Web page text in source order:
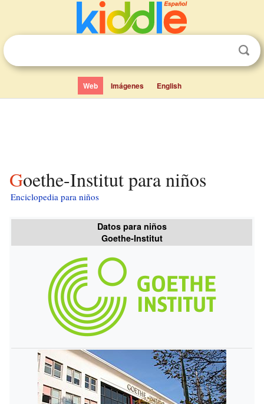
Web Imágenes English
Goethe-Institut para niños
Enciclopedia para niños
Datos para niños
Goethe-Institut